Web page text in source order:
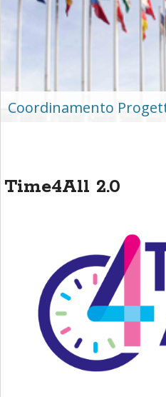
Salta
footer
Coordinamento
Time4All 2.0